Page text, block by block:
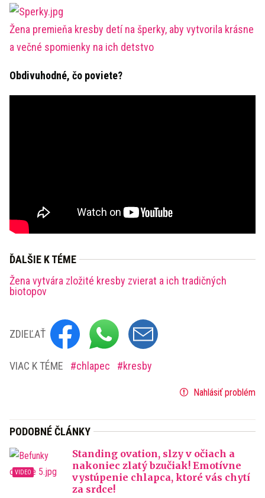
Žena premieňa kresby detí na šperky, aby vytvorila krásne
a večné spomienky na ich detstvo
Obdivuhodné, čo poviete?
ĎALŠIE K TÉME
Žena vytvára zložité kresby zvierat a ich tradičných
biotopov
ZDIEĽAŤ
VIAC K TÉME chlapec kresby
Nahlásiť problém
PODOBNÉ ČLÁNKY
Standing ovation, slzy v očiach a
nakoniec zlatý bzučiak! Emotívne
vystúpenie chlapca, ktoré vás chytí
za srdce!